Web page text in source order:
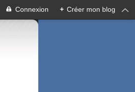
Connexion + Créer mon blog